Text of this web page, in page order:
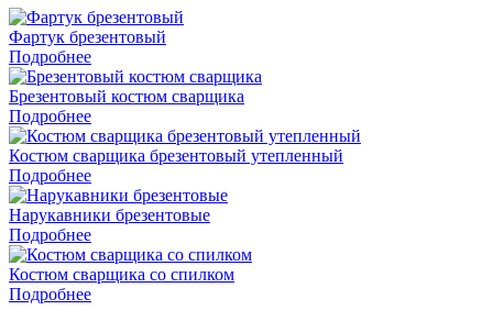
Фартук брезентовый
Подробнее
Брезентовый костюм сварщика
Подробнее
Костюм сварщика брезентовый утепленный
Подробнее
Нарукавники брезентовые
Подробнее
Костюм сварщика со спилком
Подробнее